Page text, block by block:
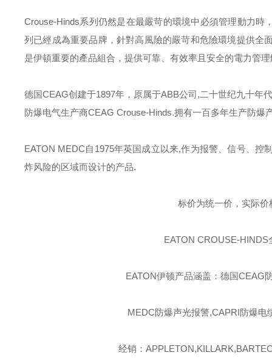
Crouse-Hinds系列仍然是在最嚴苛的環境中必須管理動力時
列已經成為重要品牌，針對高風險的嚴苛和危險環境提供全
是伊頓重要的產品組合，提供可靠、有效率且安全的電力管
德国CEAG创建于1897年，原属于ABB公司,二十世纪九十年
防爆电气生产商CEAG Crouse-Hinds.拥有一百多年生产防爆
EATON MEDC自 1975年英国成立以来,作为报警、信号、控
炸风险的区域而设计的产品.
标价为统一价，实际
EATON CROUSE-HINDS
EATON伊顿产品涵盖：德国CEAG
MEDC防爆声光报警,CAPRI防爆
经销：